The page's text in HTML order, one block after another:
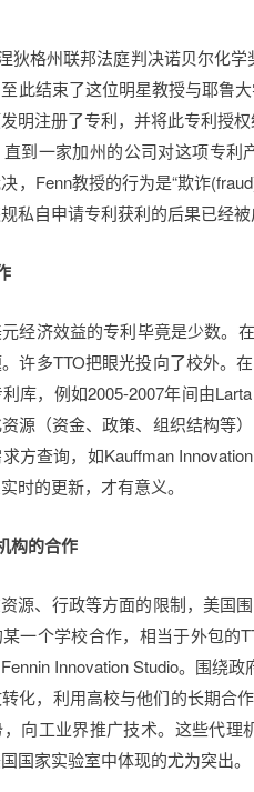
狄格州联邦法庭判决诺贝尔化
此结束了这位明星教授与耶鲁
明注册了专利，并将此专利授
到一家加州的公司对这项专利
，Fenn教授的行为是“欺诈
私自申请专利获利的后果已经
经济效益的专利毕竟是少数。
许多TTO把眼光投向了校外。
库，例如2005-2007年间由
源（资金、政策、组织结构等
方查询，如Kauffman
时的更新，才有意义。
构的合作
源、行政等方面的限制，美国
一个学校合作，相当于外包的
Innovation Studio。围绕
化，利用高校与他们的长期合
向工业界推广技术。这些代
国家实验室中体现的尤为突出。